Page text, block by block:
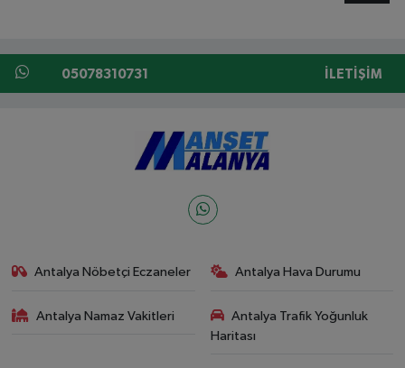
05078310731 İLETIŞIM
Antalya Nöbetçi Eczaneler Antalya Hava Durumu
Antalya Namaz Vakitleri
Antalya Trafik Yoğunluk
Haritası